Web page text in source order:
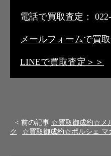
電話で買取査定：
メールフォームで買
LINEで買取査定＞＞
< 前の記事 ☆買取御成約☆メ
ク
☆買取御成約☆ポルシェ マ